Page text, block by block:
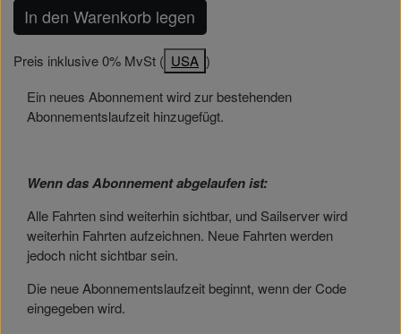
In den Warenkorb legen
Preis inklusive 0% MvSt ( USA )
Ein neues Abonnement wird zur bestehenden
Abonnementslaufzeit hinzugefügt.
Wenn das Abonnement abgelaufen ist:
Alle Fahrten sind weiterhin sichtbar, und Sailserver wird
weiterhin Fahrten aufzeichnen. Neue Fahrten werden
jedoch nicht sichtbar sein.
Die neue Abonnementslaufzeit beginnt, wenn der Code
eingegeben wird.